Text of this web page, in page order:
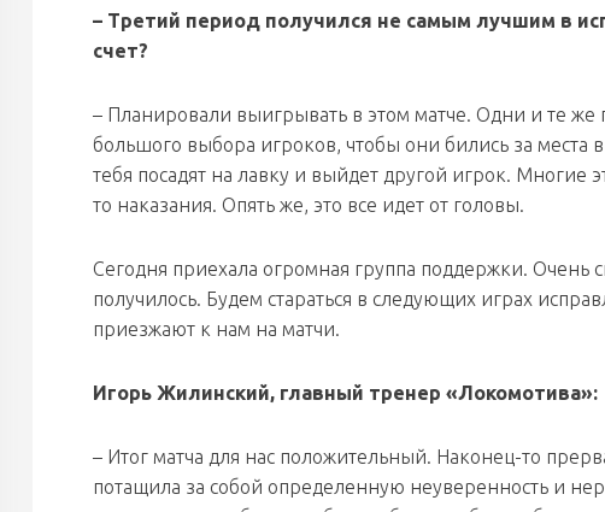
– Третий период получился не самым лучшим в
счет?
– Планировали выигрывать в этом матче. Одни и те
большого выбора игроков, чтобы они бились за места
тебя посадят на лавку и выйдет другой игрок.
то наказания. Опять же, это все идет от головы.
Сегодня приехала огромная группа поддержки. Очень
получилось. Будем стараться в следующих играх
приезжают к нам на матчи.
Игорь Жилинский, главный тренер «Локомотива»:
– Итог матча для нас положительный. Наконец-то
потащила за собой определенную неуверенность и